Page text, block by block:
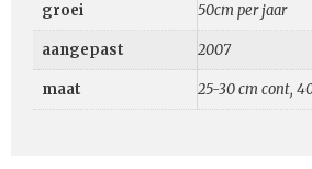
groei 50cm per jaar
aangepast 2007
maat 25-30 cm cont,